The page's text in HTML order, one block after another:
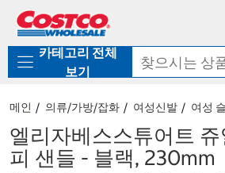
로
기
가
카테고리 전체
보기
메인 의류/가방/잡화 여성신발 여성
엘리자베스스튜어트
피 샌들 - 블랙, 230mm